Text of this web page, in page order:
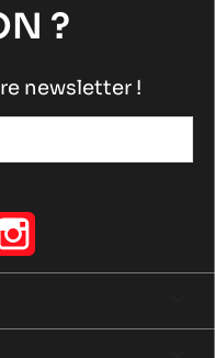
?
newsletter !